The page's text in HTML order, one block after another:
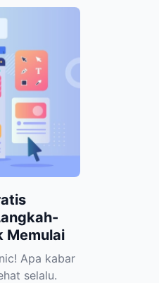
Memulai
Apa kabar
selalu.